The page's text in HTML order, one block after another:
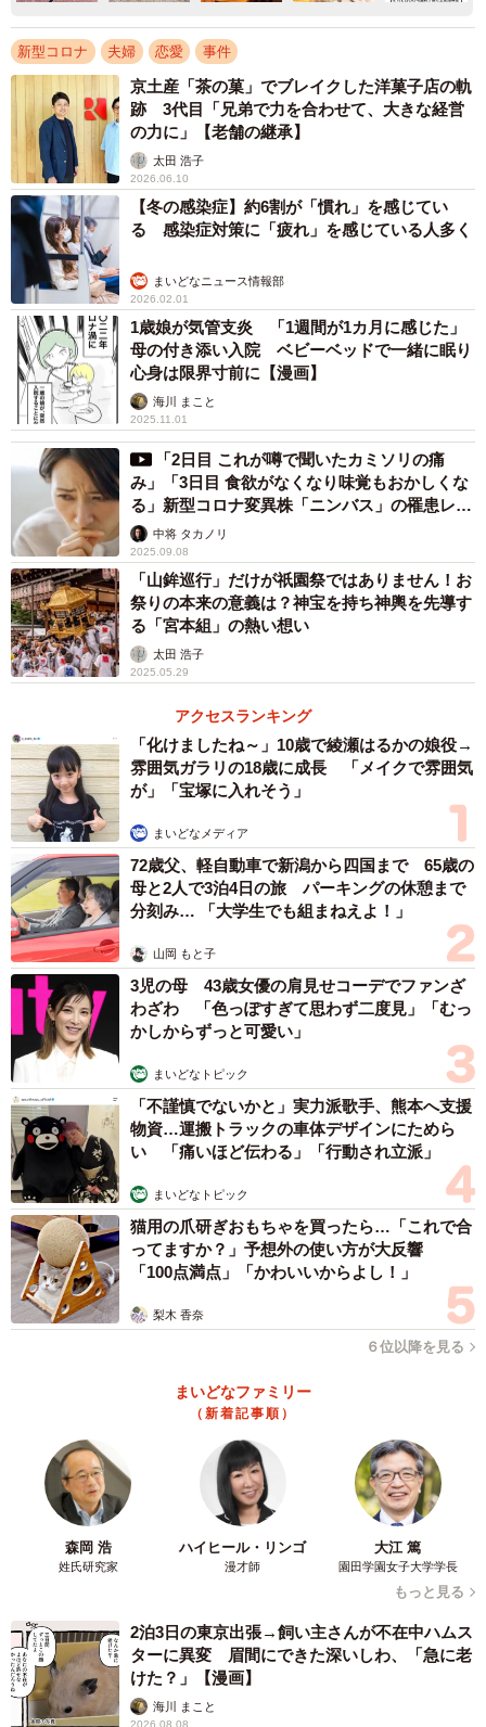
新型コロナ 夫婦 恋愛 事件
京土産「茶の菓」でブレイクした洋菓子店の軌
跡 3代目「兄弟で力を合わせて、大きな経営
の力に」【老舗の継承】
太田 浩子
2026.06.10
【冬の感染症】約6割が「慣れ」を感じてい
る 感染症対策に「疲れ」を感じている人多く
まいどなニュース情報部
2026.02.01
1歳娘が気管支炎 「1週間が1カ月に感じた」
母の付き添い入院 ベビーベッドで一緒に眠り
心身は限界寸前に【漫画】
海川 まこと
2025.11.01
「2日目 これが噂で聞いたカミソリの痛
み」「3日目 食欲がなくなり味覚もおかしくな
る」新型コロナ変異株「ニンバス」の罹患レポ
ートが話題
中将 タカノリ
2025.09.08
「山鉾巡行」だけが祇園祭ではありません！お
祭りの本来の意義は？神宝を持ち神輿を先導す
る「宮本組」の熱い想い
太田 浩子
2025.05.29
アクセスランキング
「化けましたね～」10歳で綾瀬はるかの娘役→
雰囲気ガラリの18歳に成長 「メイクで雰囲気
が」「宝塚に入れそう」
まいどなメディア
72歳父、軽自動車で新潟から四国まで 65歳の
母と2人で3泊4日の旅 パーキングの休憩まで
分刻み… 「大学生でも組まねえよ！」
山岡 もと子
3児の母 43歳女優の肩見せコーデでファンざ
わざわ 「色っぽすぎて思わず二度見」「むっ
かしからずっと可愛い」
まいどなトピック
「不謹慎でないかと」実力派歌手、熊本へ支援
物資…運搬トラックの車体デザインにためら
い 「痛いほど伝わる」「行動され立派」
まいどなトピック
猫用の爪研ぎおもちゃを買ったら…「これで合
ってますか？」予想外の使い方が大反響
「100点満点」「かわいいからよし！」
梨木 香奈
６位以降を見る
まいどなファミリー
（新着記事順）
森岡 浩
姓氏研究家
ハイヒール・リンゴ
漫才師
大江 篤
園田学園女子大学学長
もっと見る
2泊3日の東京出張→飼い主さんが不在中ハムス
ターに異変 眉間にできた深いしわ、「急に老
けた？」【漫画】
海川 まこと
2026.08.08